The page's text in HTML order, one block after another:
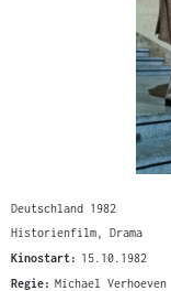
Deutschland 1982
Historienfilm, Drama
Kinostart: 15.10.1982
Regie: Michael Verhoeven